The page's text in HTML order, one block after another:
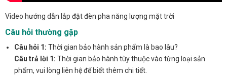
Video hướng dẫn lắp đặt đèn pha năng lượng mặt trời
Câu hỏi thường gặp
Câu hỏi 1: Thời gian bảo hành sản phẩm là bao lâu?
Câu trả lời 1: Thời gian bảo hành tùy thuộc vào từng loại sản
phẩm, vui lòng liên hệ để biết thêm chi tiết.